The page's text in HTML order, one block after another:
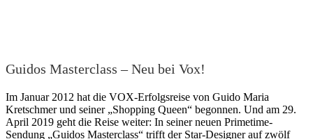
Guidos Masterclass – Neu bei Vox!
Im Januar 2012 hat die VOX-Erfolgsreise von Guido Maria
Kretschmer und seiner „Shopping Queen“ begonnen. Und am 29.
April 2019 geht die Reise weiter: In seiner neuen Primetime-
Sendung „Guidos Masterclass“ trifft der Star-Designer auf zwölf